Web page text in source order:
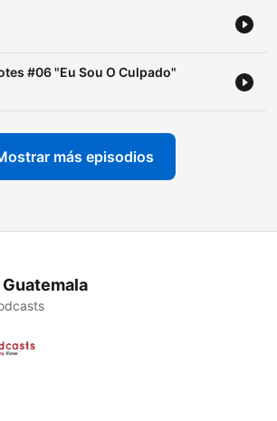
#06 "Eu Sou O Culpado"
más episodios